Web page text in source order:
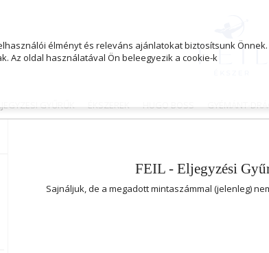
GYŰRŰK ÉKSZEREK HUGO BOSS GYÉMÁNT-
FEIL - Eljegyzési
Sajnáljuk, de a megadott mintaszámmal (jelenleg)
élményt és releváns ajánlatokat biztosítsunk Önnek.
Az oldal használatával Ön beleegyezik a cookie-k